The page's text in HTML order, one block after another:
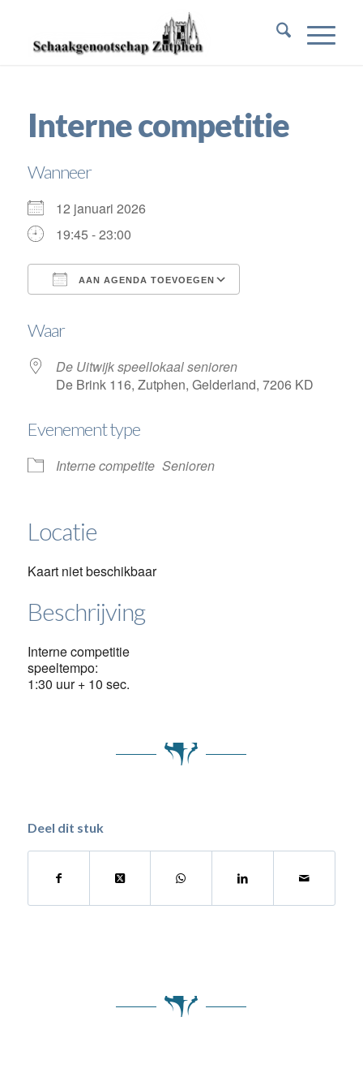
Interne competitie
Wanneer
12 januari 2026
19:45 - 23:00
AAN AGENDA TOEVOEGEN
Waar
De Uitwijk speellokaal senioren
De Brink 116, Zutphen, Gelderland, 7206 KD
Evenement type
Interne competite Senioren
Locatie
Kaart niet beschikbaar
Beschrijving
Interne competitie
speeltempo:
1:30 uur + 10 sec.
Deel dit stuk